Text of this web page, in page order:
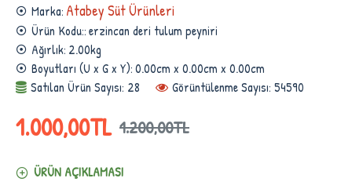
Marka: Atabey Süt Ürünleri
Ürün Kodu::erzincan deri tulum peyniri
Ağırlık: 2.00kg
Boyutları (U x G x Y):0.00cm x 0.00cm x 0.00cm
Satılan Ürün Sayısı: 28
Görüntülenme Sayısı: 54590
1.200,00TL
1.000,00TL
ÜRÜN AÇIKLAMASI